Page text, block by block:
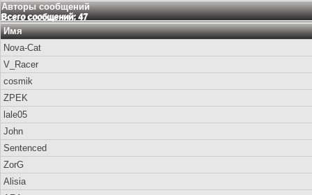
Авторы сообщений
Всего сообщений: 47
Имя
Nova-Cat
V_Racer
cosmik
ZPEK
lale05
John
Sentenced
ZorG
Alisia